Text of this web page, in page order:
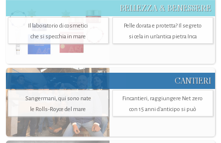
BELLEZZA & BENESSERE
Il laboratorio di cosmetici
che si specchia in mare
Pelle dorata e protetta? Il segreto
si cela in un’antica pietra Inca
CANTIERI
Sangermani, qui sono nate
le Rolls-Royce del mare
Fincantieri, raggiungere Net zero
con 15 anni d'anticipo si può